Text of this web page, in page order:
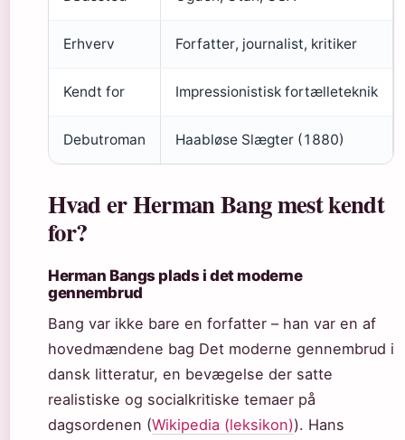
Erhverv Forfatter, journalist, kritiker
Kendt for Impressionistisk fortælleteknik
Debutroman Haabløse Slægter (1880)
Hvad er Herman Bang mest kendt
for?
Herman Bangs plads i det moderne
gennembrud
Bang var ikke bare en forfatter – han var en af
hovedmændene bag Det moderne gennembrud i
dansk litteratur, en bevægelse der satte
realistiske og socialkritiske temaer på
dagsordenen (Wikipedia (leksikon)). Hans